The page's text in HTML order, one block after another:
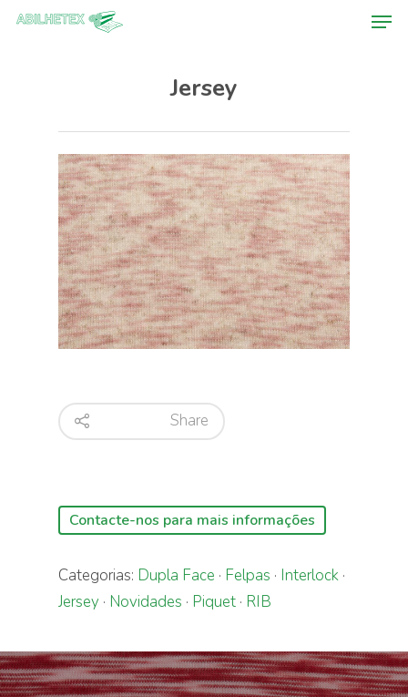
Jersey
Share
Contacte-nos para mais informações
Categorias: Dupla Face · Felpas · Interlock ·
Jersey · Novidades · Piquet · RIB